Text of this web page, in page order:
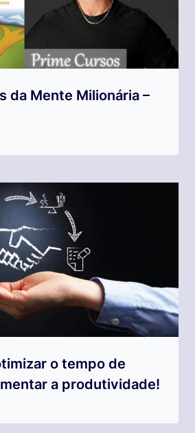
da Mente Milionária –
o tempo de
a produtividade!